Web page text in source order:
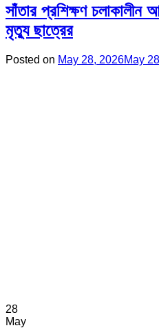
সাঁতার প্রশিক্ষণ চলাকালীন
মৃত্যু ছাত্রের
Posted on May 28, 2026May
28
May